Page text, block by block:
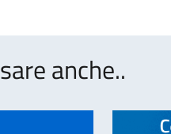
anche..